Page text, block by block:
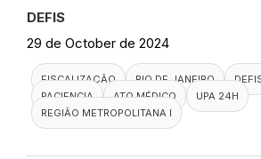
DEFIS
29 de October de 2024
FISCALIZAÇÃO RIO DE JANEIRO
PACIENCIA
ATO MÉDICO
UPA 24H
REGIÃO METROPOLITANA I